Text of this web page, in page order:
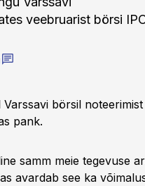
veebruarist börsi
börsil
pank.
samm meie tegevuse
avardab see ka